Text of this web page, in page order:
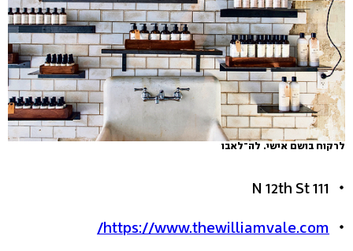
לרקוח בושם אישי. לה־לאבו
https://www.thewilliamvale.com/